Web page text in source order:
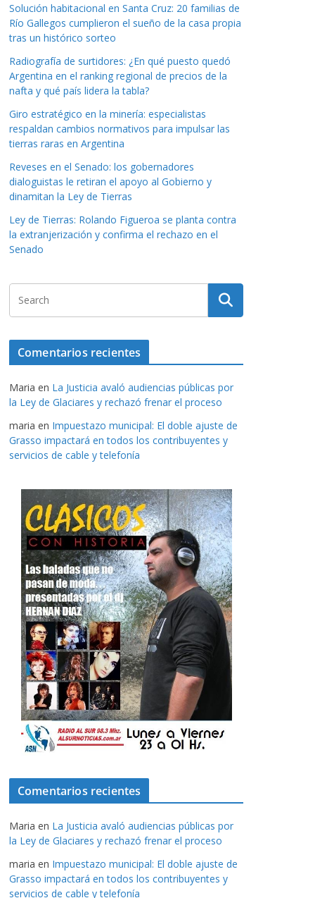
Solución habitacional en Santa Cruz: 20 familias de
Río Gallegos cumplieron el sueño de la casa propia
tras un histórico sorteo
Radiografía de surtidores: ¿En qué puesto quedó
Argentina en el ranking regional de precios de la
nafta y qué país lidera la tabla?
Giro estratégico en la minería: especialistas
respaldan cambios normativos para impulsar las
tierras raras en Argentina
Reveses en el Senado: los gobernadores
dialoguistas le retiran el apoyo al Gobierno y
dinamitan la Ley de Tierras
Ley de Tierras: Rolando Figueroa se planta contra
la extranjerización y confirma el rechazo en el
Senado
Comentarios recientes
Maria en La Justicia avaló audiencias públicas por
la Ley de Glaciares y rechazó frenar el proceso
maria en Impuestazo municipal: El doble ajuste de
Grasso impactará en todos los contribuyentes y
servicios de cable y telefonía
Comentarios recientes
Maria en La Justicia avaló audiencias públicas por
la Ley de Glaciares y rechazó frenar el proceso
maria en Impuestazo municipal: El doble ajuste de
Grasso impactará en todos los contribuyentes y
servicios de cable y telefonía